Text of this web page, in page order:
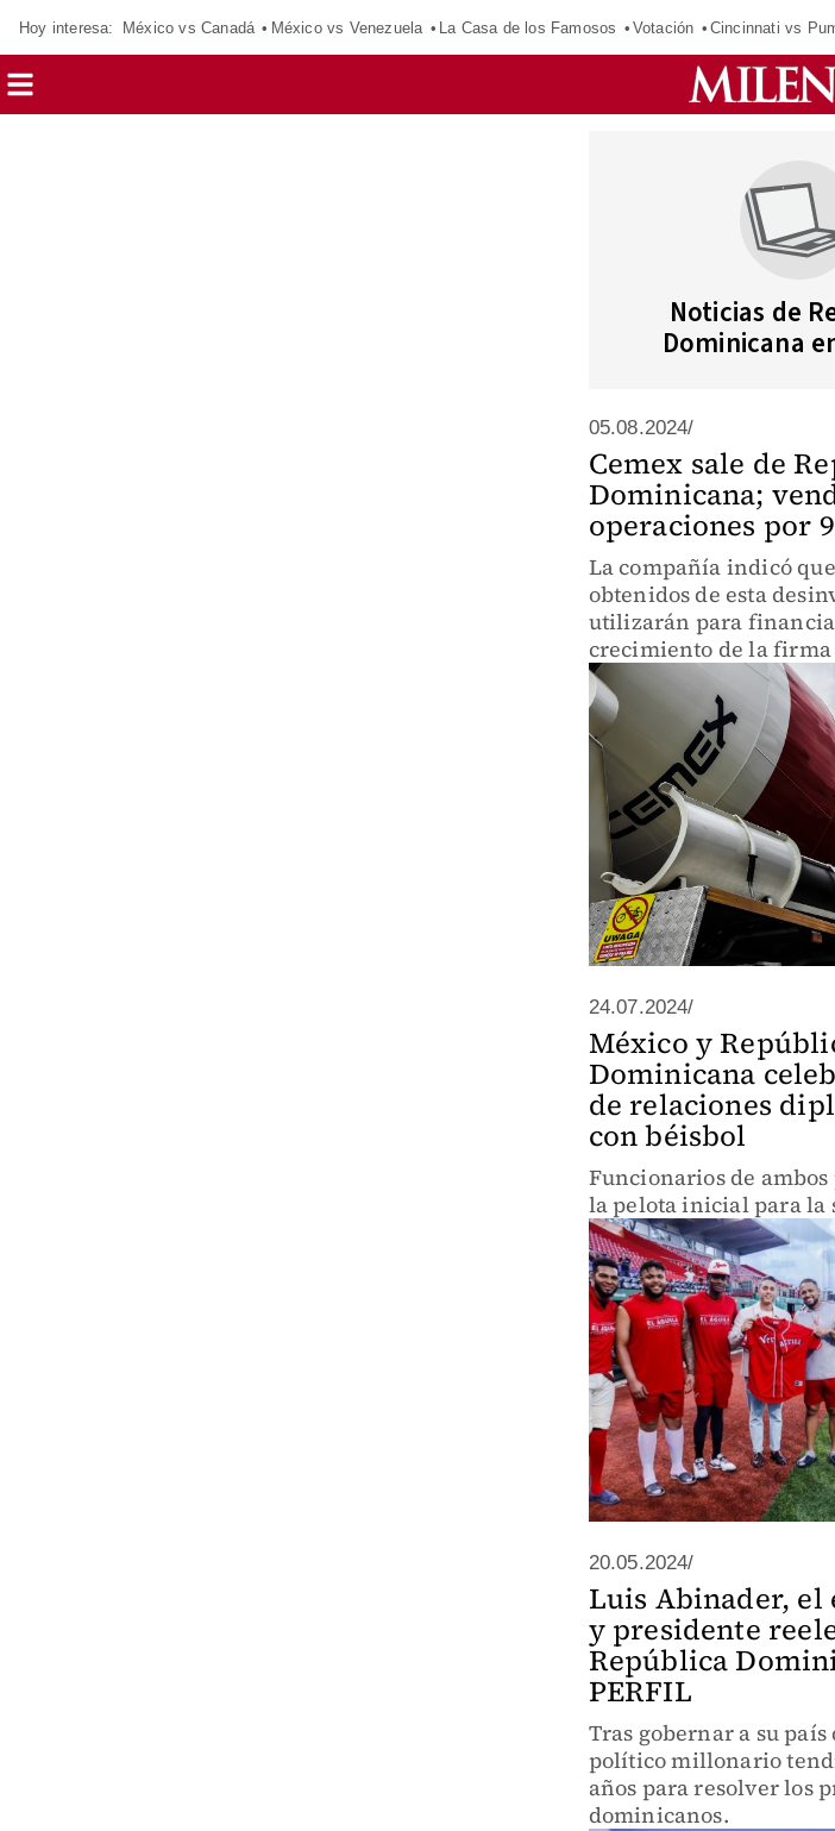
Hoy interesa: México vs Canadá México vs Venezuela La Casa de los Famosos Votación Cincinnati vs
Noticias de
Dominicana
05.08.2024/
Cemex sale de
Dominicana;
operaciones por
La compañía indicó
obtenidos de esta
utilizarán para
crecimiento de la firma
principales mercados.
24.07.2024/
México y
Dominicana
de relaciones
con béisbol
Funcionarios de
la pelota inicial para la
20.05.2024/
Luis Abinader, el
y presidente
República
PERFIL
Tras gobernar a su país
político millonario
años para resolver los
dominicanos.